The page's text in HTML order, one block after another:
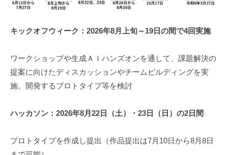
キックオフウィーク：2026年8月上旬～19日の間で4回実施
ワークショップや生成ＡＩハンズオンを通して、課題解決の
提案に向けたディスカッションやチームビルディングを実
施。開発するプロトタイプ等を検討
ハッカソン：2026年8月22日（土）・23日（日）の2日間
プロトタイプを作成し提出（作品提出は7月10日から8月8日